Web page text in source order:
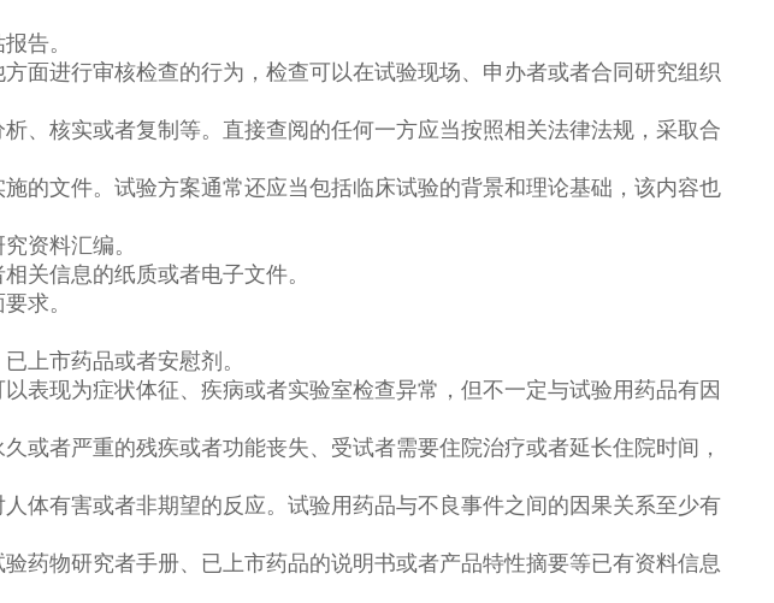
告。
面进行审核检查的行为，检查可以在试验现场、申办者或者合同研究组织
、核实或者复制等。直接查阅的任何一方应当按照相关法律法规，采取合
的文件。试验方案通常还应当包括临床试验的背景和理论基础，该内容也
资料汇编。
关信息的纸质或者电子文件。
求。
上市药品或者安慰剂。
表现为症状体征、疾病或者实验室检查异常，但不一定与试验用药品有因
或者严重的残疾或者功能丧失、受试者需要住院治疗或者延长住院时间，
体有害或者非期望的反应。试验用药品与不良事件之间的因果关系至少有
药物研究者手册、已上市药品的说明书或者产品特性摘要等已有资料信息